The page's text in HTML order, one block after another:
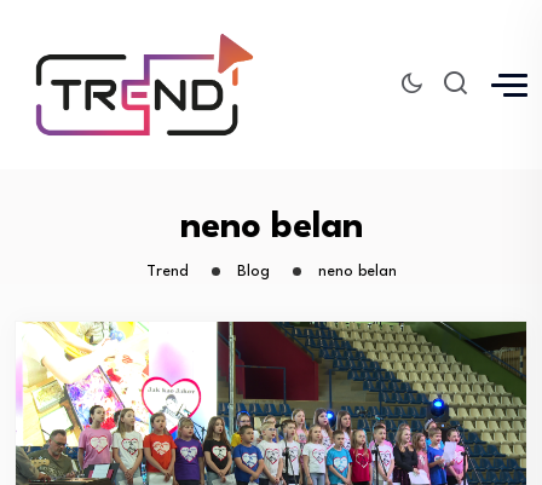
neno belan
Trend Blog neno belan